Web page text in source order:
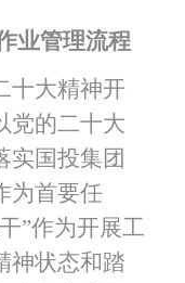
业管理流程
十大精神开
党的二十大
实国投集团
为首要任
”作为开展工
神状态和踏